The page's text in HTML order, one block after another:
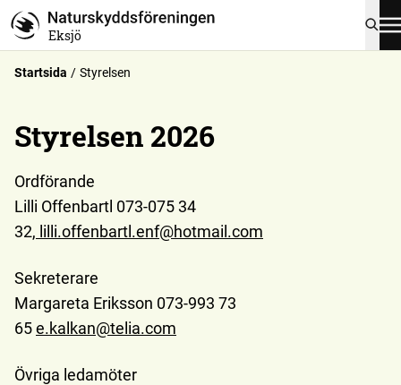
Eksjö
Startsida Styrelsen
Styrelsen 2026
Ordförande
Lilli Offenbartl 073-075 34
32, lilli.offenbartl.enf@hotmail.com
Sekreterare
Margareta Eriksson 073-993 73
65e.kalkan@telia.com
Övriga ledamöter